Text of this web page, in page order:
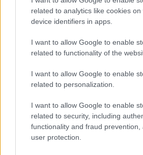
related to analytics like cookies on
device identifiers in apps.
I want to allow Google to enable
related to functionality of the
I want to allow Google to enable
related to personalization.
I want to allow Google to enable
related to security, including
functionality and fraud prevention,
user protection.
Morning Sweetie
Σε έναν φανταστικό, μίνιμαλ
στο πάτωμα και χρωματιστές
τοίχους, μάς σερβίρει
νωρίς, από τις 7.30
πεντανόστιμα
περιλαμβάνουν αλμυρό cake με
κεφαλογραβιέρα και φρέσκο